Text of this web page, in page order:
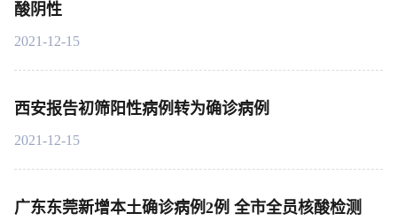
酸阴性
2021-12-15
西安报告初筛阳性病例转为确诊病例
2021-12-15
广东东莞新增本土确诊病例2例 全市全员核酸检测